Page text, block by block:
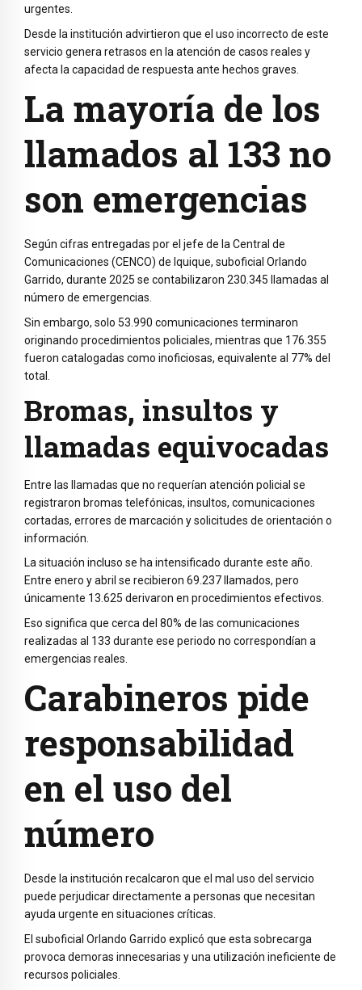
urgentes.
Desde la institución advirtieron que el uso incorrecto de este
servicio genera retrasos en la atención de casos reales y
afecta la capacidad de respuesta ante hechos graves.
La mayoría de los
llamados al 133 no
son emergencias
Según cifras entregadas por el jefe de la Central de
Comunicaciones (CENCO) de Iquique, suboficial Orlando
Garrido, durante 2025 se contabilizaron 230.345 llamadas al
número de emergencias.
Sin embargo, solo 53.990 comunicaciones terminaron
originando procedimientos policiales, mientras que 176.355
fueron catalogadas como inoficiosas, equivalente al 77% del
total.
Bromas, insultos y
llamadas equivocadas
Entre las llamadas que no requerían atención policial se
registraron bromas telefónicas, insultos, comunicaciones
cortadas, errores de marcación y solicitudes de orientación o
información.
La situación incluso se ha intensificado durante este año.
Entre enero y abril se recibieron 69.237 llamados, pero
únicamente 13.625 derivaron en procedimientos efectivos.
Eso significa que cerca del 80% de las comunicaciones
realizadas al 133 durante ese periodo no correspondían a
emergencias reales.
Carabineros pide
responsabilidad
en el uso del
número
Desde la institución recalcaron que el mal uso del servicio
puede perjudicar directamente a personas que necesitan
ayuda urgente en situaciones críticas.
El suboficial Orlando Garrido explicó que esta sobrecarga
provoca demoras innecesarias y una utilización ineficiente de
recursos policiales.